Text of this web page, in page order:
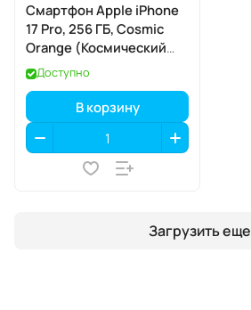
Смартфон Apple iPhone
17 Pro, 256 ГБ, Cosmic
Orange (Космический
оранжевый) SIM+eSIM
Доступно
В корзину
Загрузить еще